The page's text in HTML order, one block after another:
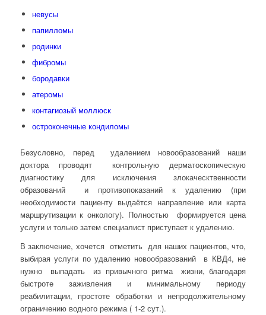
невусы
папилломы
родинки
фибромы
бородавки
атеромы
контагиозый моллюск
остроконечные кондиломы
Безусловно, перед удалением новообразований наши
доктора проводят контрольную дерматоскопическую
диагностику для исключения злокаческтвенности
образований и противопоказаний к удалению (при
необходимости пациенту выдаётся направление или карта
маршрутизации к онкологу). Полностью формируется цена
услуги и только затем специалист приступает к удалению.
В заключение, хочется отметить для наших пациентов, что,
выбирая услуги по удалению новообразований в КВД4, не
нужно выпадать из привычного ритма жизни, благодаря
быстроте заживления и минимальному периоду
реабилитации, простоте обработки и непродолжительному
ограничению водного режима ( 1-2 сут.).